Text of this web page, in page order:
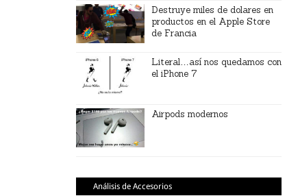
Destruye miles de dolares en
productos en el Apple Store
de Francia
Literal…así nos quedamos con
el iPhone 7
Airpods modernos
Análisis de Accesorios